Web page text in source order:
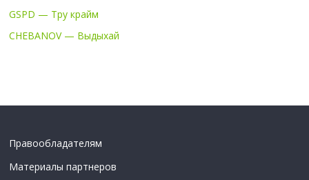
GSPD — Тру крайм
CHEBANOV — Выдыхай
Правообладателям
Материалы партнеров